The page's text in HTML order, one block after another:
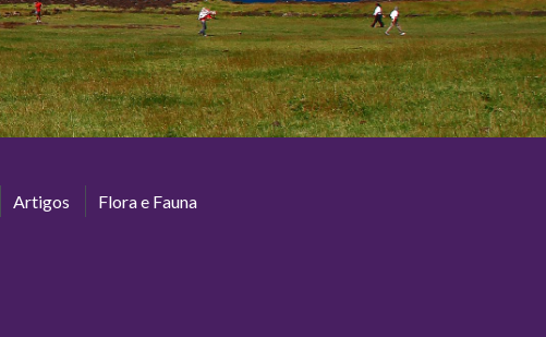
Artigos Flora e Fauna